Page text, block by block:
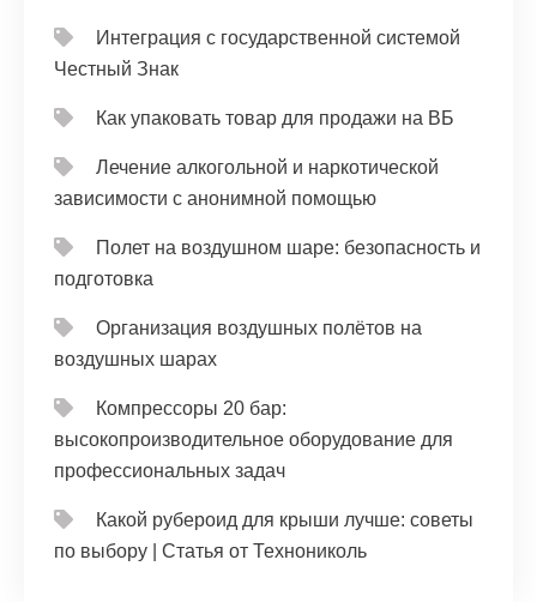
Интеграция с государственной системой
Честный Знак
Как упаковать товар для продажи на ВБ
Лечение алкогольной и наркотической
зависимости с анонимной помощью
Полет на воздушном шаре: безопасность и
подготовка
Организация воздушных полётов на
воздушных шарах
Компрессоры 20 бар:
высокопроизводительное оборудование для
профессиональных задач
Какой рубероид для крыши лучше: советы
по выбору | Статья от Технониколь